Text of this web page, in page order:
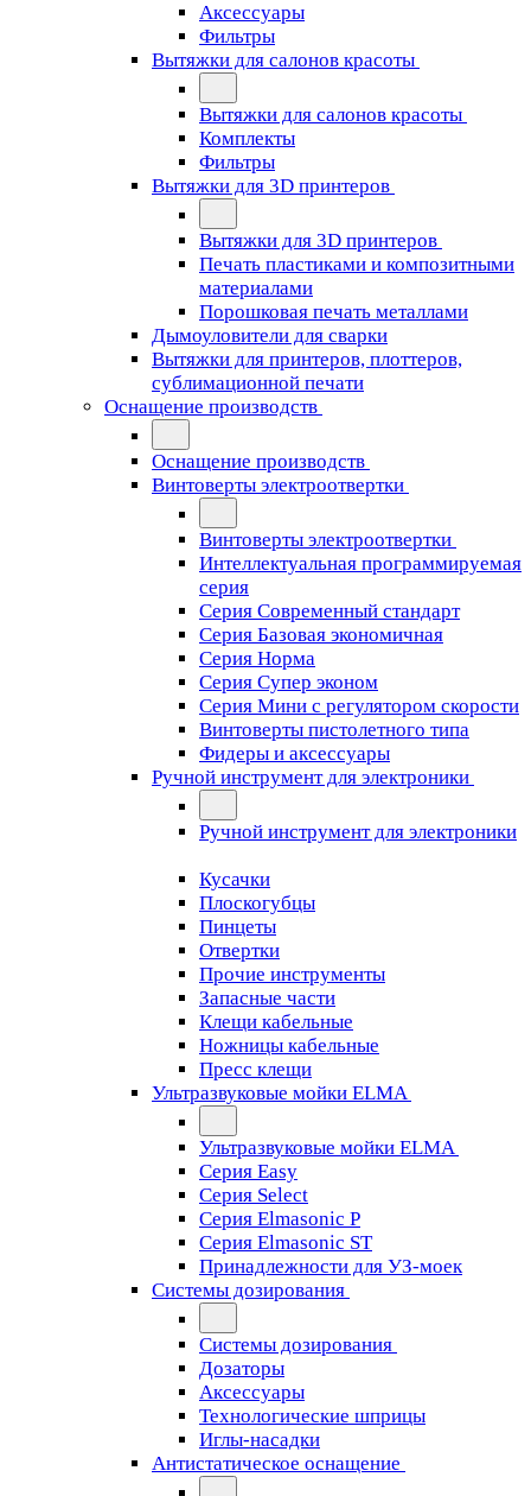
Аксессуары
Фильтры
Вытяжки для салонов красоты
Вытяжки для салонов красоты
Комплекты
Фильтры
Вытяжки для 3D принтеров
Вытяжки для 3D принтеров
Печать пластиками и композитными
материалами
Порошковая печать металлами
Дымоуловители для сварки
Вытяжки для принтеров, плоттеров,
сублимационной печати
Оснащение производств
Оснащение производств
Винтоверты электроотвертки
Винтоверты электроотвертки
Интеллектуальная программируемая
серия
Серия Современный стандарт
Серия Базовая экономичная
Серия Норма
Серия Cупер эконом
Серия Мини с регулятором скорости
Винтоверты пистолетного типа
Фидеры и аксессуары
Ручной инструмент для электроники
Ручной инструмент для электроники
Кусачки
Плоскогубцы
Пинцеты
Отвертки
Прочие инструменты
Запасные части
Клещи кабельные
Ножницы кабельные
Пресс клещи
Ультразвуковые мойки ELMA
Ультразвуковые мойки ELMA
Серия Easy
Серия Select
Серия Elmasonic P
Серия Elmasonic ST
Принадлежности для УЗ-моек
Системы дозирования
Системы дозирования
Дозаторы
Аксессуары
Технологические шприцы
Иглы-насадки
Антистатическое оснащение